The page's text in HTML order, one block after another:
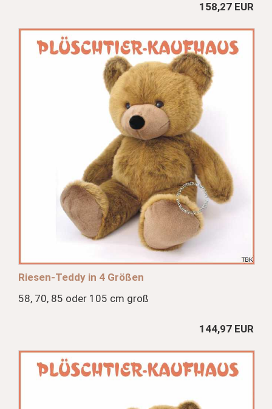
158,27 EUR
Riesen-Teddy in 4 Größen
58, 70, 85 oder 105 cm groß
144,97 EUR